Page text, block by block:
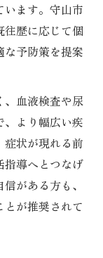
います。守山市
往歴に応じて個
予防策を提案
、血液検査や尿
より幅広い疾
状が現れる前
指導へとつなげ
がある方も、
が推奨されて